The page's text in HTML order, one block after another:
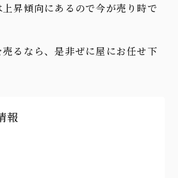
昇傾向にあるので今が売り時で
るなら、是非ぜに屋にお任せ下
報